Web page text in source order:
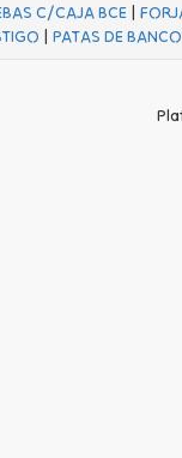
C/CAJA BCE |
| PATAS DE BANCO